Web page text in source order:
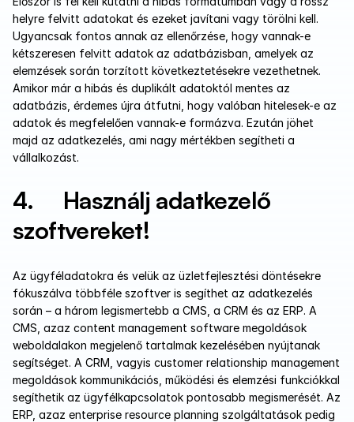
helyre felvitt adatokat és ezeket javítani vagy törölni kell.
Ugyancsak fontos annak az ellenőrzése, hogy vannak-e
kétszeresen felvitt adatok az adatbázisban, amelyek az
elemzések során torzított következtetésekre vezethetnek.
Amikor már a hibás és duplikált adatoktól mentes az
adatbázis, érdemes újra átfutni, hogy valóban hitelesek-e az
adatok és megfelelően vannak-e formázva. Ezután jöhet
majd az adatkezelés, ami nagy mértékben segítheti a
vállalkozást.
4.     Használj adatkezelő
szoftvereket!
Az ügyféladatokra és velük az üzletfejlesztési döntésekre
fókuszálva többféle szoftver is segíthet az adatkezelés
során – a három legismertebb a CMS, a CRM és az ERP. A
CMS, azaz content management software megoldások
weboldalakon megjelenő tartalmak kezelésében nyújtanak
segítséget. A CRM, vagyis customer relationship management
megoldások kommunikációs, működési és elemzési funkciókkal
segíthetik az ügyfélkapcsolatok pontosabb megismerését. Az
ERP, azaz enterprise resource planning szolgáltatások pedig